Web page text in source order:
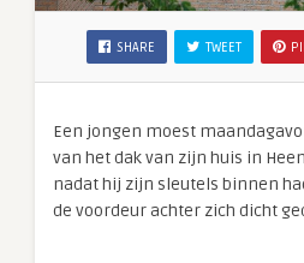
SHARE TWEET
Een jongen moest
van het dak van zijn huis in
nadat hij zijn sleutels binnen
de voordeur achter zich dicht